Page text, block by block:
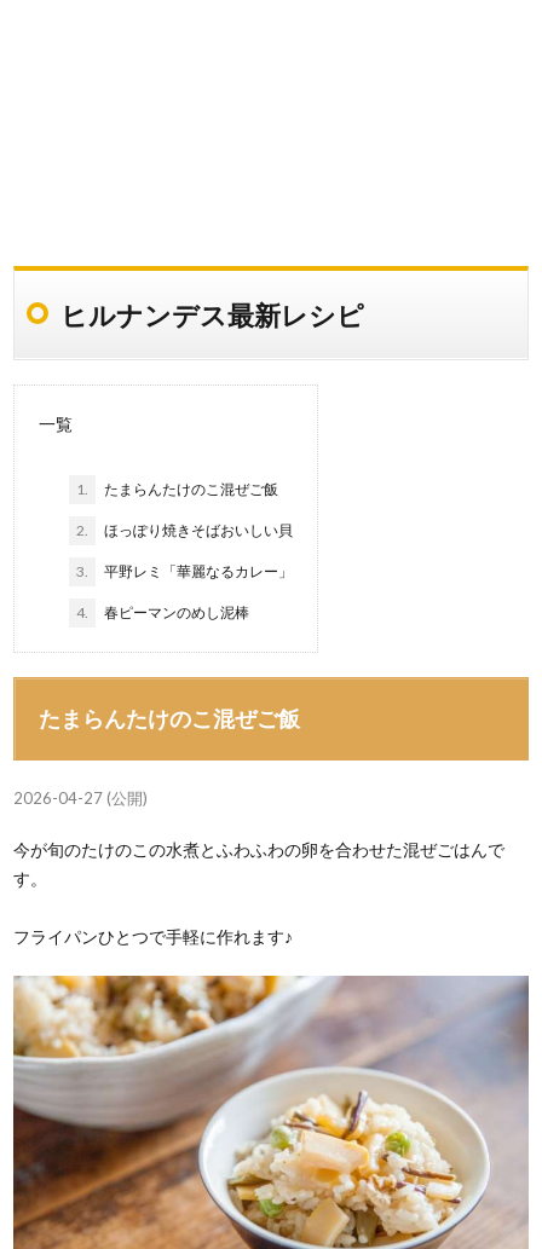
ヒルナンデス最新レシピ
一覧
1. たまらんたけのこ混ぜご飯
2. ほっぽり焼きそばおいしい貝
3. 平野レミ「華麗なるカレー」
4. 春ピーマンのめし泥棒
たまらんたけのこ混ぜご飯
2026-04-27 (公開)
今が旬のたけのこの水煮とふわふわの卵を合わせた混ぜごはんで
す。
フライパンひとつで手軽に作れます♪